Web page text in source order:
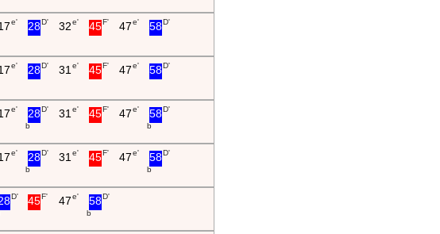
e' 28D' 32e' 45F' 47e' 58D'
e' 28D' 31 e' 45F' 47e' 58D'
e' 28D'
b
31 e' 45F' 47e' 58D'
b
e' 28D'
b
31 e' 45F' 47e' 58D'
b
D'
45F' 47e' 58D'
b